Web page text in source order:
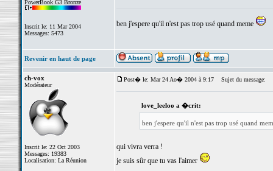
PowerBook G3 Bronze
Inscrit le: 11 Mar 2004
Messages: 5473
ben j'espere qu'il n'est pas trop usé quand meme
Revenir en haut de page
ch-vox
Modérateur
Inscrit le: 22 Oct 2003
Messages: 19383
Localisation: La Réunion
Post� le: Mar 24 Ao� 2004 à 9:17 Sujet du message:
love_leeloo a �crit:
ben j'espere qu'il n'est pas trop usé quand
qui vivra verra !
je suis sûr que tu vas l'aimer